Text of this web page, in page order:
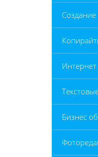
Создание
Бизнес